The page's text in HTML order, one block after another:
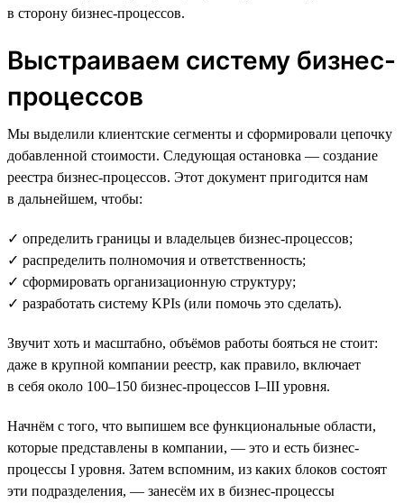
в сторону бизнес-процессов.
Выстраиваем систему бизнес-
процессов
Мы выделили клиентские сегменты и сформировали цепочку
добавленной стоимости. Следующая остановка — создание
реестра бизнес-процессов. Этот документ пригодится нам
в дальнейшем, чтобы:
✓ определить границы и владельцев бизнес-процессов;
✓ распределить полномочия и ответственность;
✓ сформировать организационную структуру;
✓ разработать систему KPIs (или помочь это сделать).
Звучит хоть и масштабно, объёмов работы бояться не стоит:
даже в крупной компании реестр, как правило, включает
в себя около 100–150 бизнес-процессов I–III уровня.
Начнём с того, что выпишем все функциональные области,
которые представлены в компании, — это и есть бизнес-
процессы I уровня. Затем вспомним, из каких блоков состоят
эти подразделения, — занесём их в бизнес-процессы